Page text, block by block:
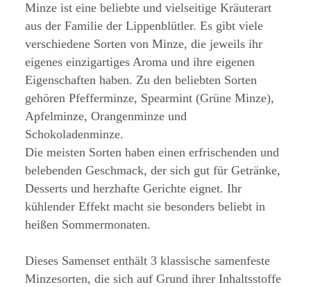
Minze ist eine beliebte und vielseitige Kräuterart
aus der Familie der Lippenblütler. Es gibt viele
verschiedene Sorten von Minze, die jeweils ihr
eigenes einzigartiges Aroma und ihre eigenen
Eigenschaften haben. Zu den beliebten Sorten
gehören Pfefferminze, Spearmint (Grüne Minze),
Apfelminze, Orangenminze und
Schokoladenminze.
Die meisten Sorten haben einen erfrischenden und
belebenden Geschmack, der sich gut für Getränke,
Desserts und herzhafte Gerichte eignet. Ihr
kühlender Effekt macht sie besonders beliebt in
heißen Sommermonaten.
Dieses Samenset enthält 3 klassische samenfeste
Minzesorten, die sich auf Grund ihrer Inhaltsstoffe